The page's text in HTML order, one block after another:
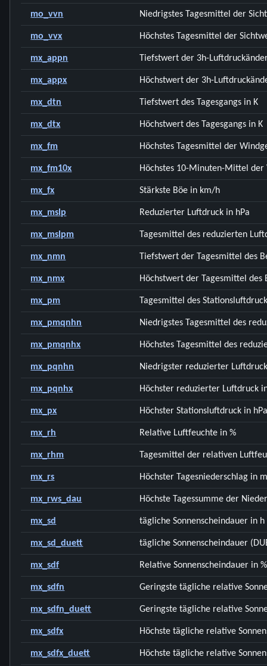
mo_vvn Niedrigstes Tagesmittel der
mo_vvx Höchstes Tagesmittel der
mx_appn Tiefstwert der 3h-
mx_appx Höchstwert der 3h-
mx_dtn Tiefstwert des Tagesgangs in K
mx_dtx Höchstwert des Tagesgangs in K
mx_fm Höchstes Tagesmittel der
mx_fm10x Höchstes 10-Minuten-Mittel
mx_fx Stärkste Böe in km/h
mx_mslp Reduzierter Luftdruck in hPa
mx_mslpm Tagesmittel des reduzierten
mx_nmn Tiefstwert der Tagesmittel des
mx_nmx Höchstwert der Tagesmittel des
mx_pm Tagesmittel des
mx_pmqnhn Niedrigstes Tagesmittel des
mx_pmqnhx Höchstes Tagesmittel des
mx_pqnhn Niedrigster reduzierter
mx_pqnhx Höchster reduzierter Luftdruck
mx_px Höchster Stationsluftdruck in
mx_rh Relative Luftfeuchte in %
mx_rhm Tagesmittel der relativen
mx_rs Höchster Tagesniederschlag in
mx_rws_dau Höchste Tagessumme der
mx_sd tägliche Sonnenscheindauer in h
mx_sd_duett tägliche Sonnenscheindauer
mx_sdf Relative Sonnenscheindauer in %
mx_sdfn Geringste tägliche relative
mx_sdfn_duett Geringste tägliche relative
mx_sdfx Höchste tägliche relative
mx_sdfx_duett Höchste tägliche relative